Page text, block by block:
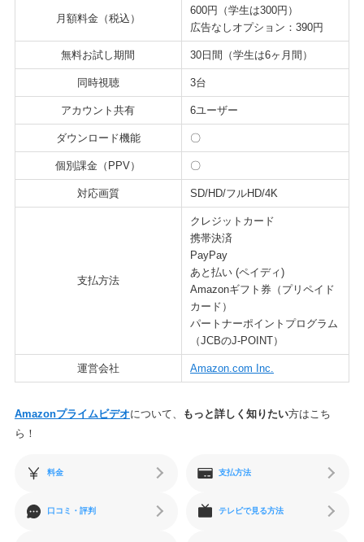
月額料金（税込）
600円（学生は300円）
広告なしオプション：390円
無料お試し期間 30日間（学生は6ヶ月間）
同時視聴 3台
アカウント共有 6ユーザー
ダウンロード機能 〇
個別課金（PPV） 〇
対応画質 SD/HD/フルHD/4K
支払方法
クレジットカード
携帯決済
PayPay
あと払い (ペイディ)
Amazonギフト券（プリペイド
カード）
パートナーポイントプログラム
（JCBのJ-POINT）
運営会社 Amazon.com Inc.
Amazonプライムビデオについて、 もっと詳しく知りたい方はこち
ら！
料金 支払方法
口コミ・評判 テレビで見る方法